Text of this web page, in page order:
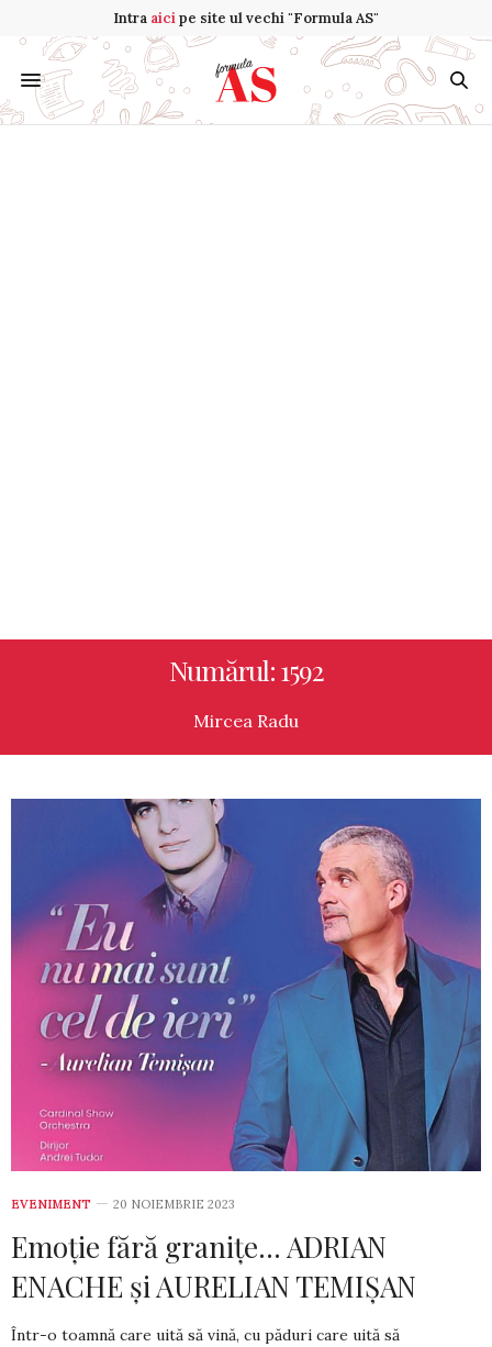
Intra aicipe site ul vechi "Formula AS"
Numărul: 1592
Mircea Radu
EVENIMENT 20 NOIEMBRIE 2023
Emoție fără granițe… ADRIAN
ENACHE și AURELIAN TEMIȘAN
Într-o toamnă care uită să vină, cu păduri care uită să